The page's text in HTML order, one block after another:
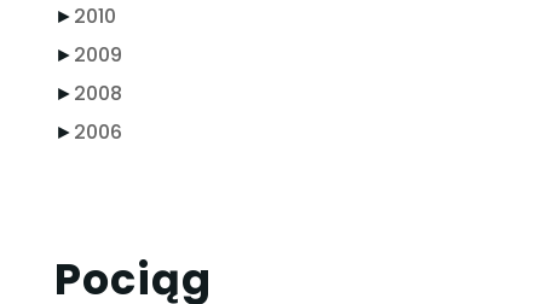
►2010
►2009
►2008
►2006
Pociąg